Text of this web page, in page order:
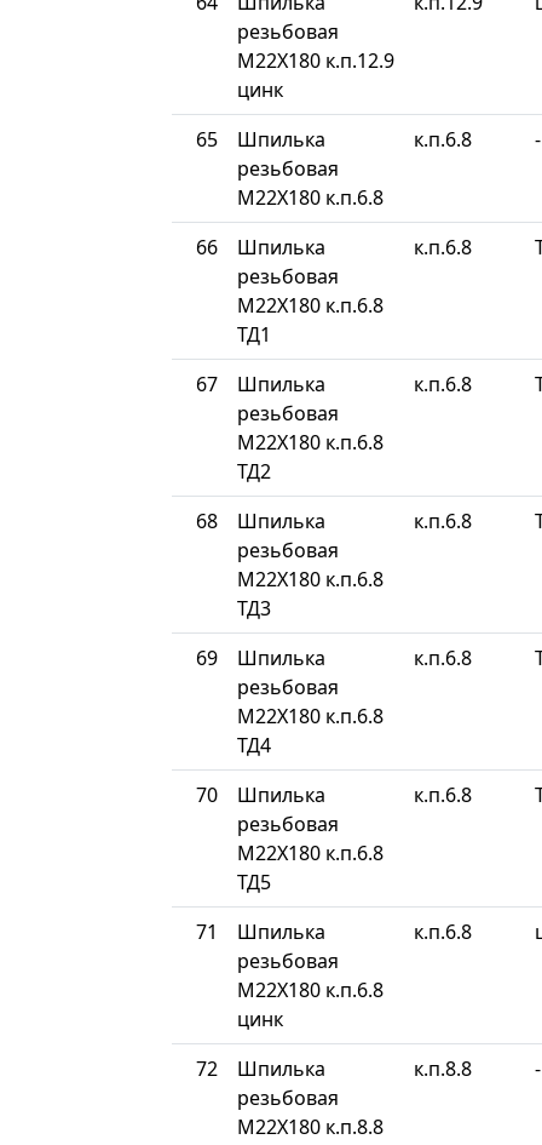
резьбовая
М22Х180 к.п.12.9
цинк
65
Шпилька
резьбовая
М22Х180 к.п.6.8
к.п.6.8 -
66
Шпилька
резьбовая
М22Х180 к.п.6.8
ТД1
к.п.6.8
67
Шпилька
резьбовая
М22Х180 к.п.6.8
ТД2
к.п.6.8
68
Шпилька
резьбовая
М22Х180 к.п.6.8
ТД3
к.п.6.8
69
Шпилька
резьбовая
М22Х180 к.п.6.8
ТД4
к.п.6.8
70
Шпилька
резьбовая
М22Х180 к.п.6.8
ТД5
к.п.6.8
71
Шпилька
резьбовая
М22Х180 к.п.6.8
цинк
к.п.6.8
72
Шпилька
резьбовая
М22Х180 к.п.8.8
к.п.8.8 -